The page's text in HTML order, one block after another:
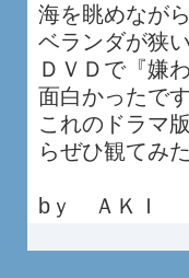
海を眺めなが
ベランダが狭
ＤＶＤで『嫌
面白かったで
これのドラマ
らぜひ観てみ
bｙ ＡＫＩ